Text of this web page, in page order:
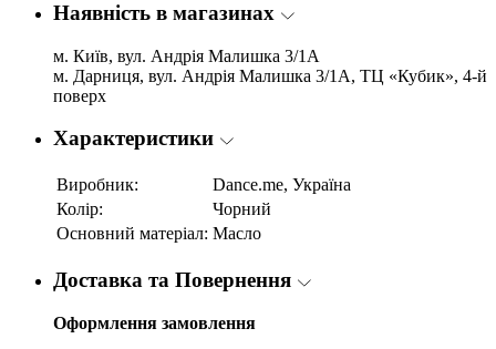
Наявність в магазинах
м. Київ, вул. Андрія Малишка 3/1А
м. Дарниця, вул. Андрія Малишка 3/1А, ТЦ «Кубик», 4-й
поверх
Характеристики
Виробник:
Dance.me, Україна
Колір:
Чорний
Основний матеріал: Масло
Доставка та Повернення
Оформлення замовлення